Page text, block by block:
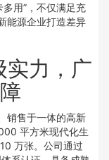
用”，不仅满足充
能源企业打造差异
实力，广
销售于一体的高新
平方米现代化生
万张。公司通过